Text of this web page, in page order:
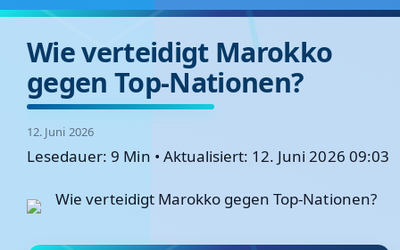
Wie verteidigt Marokko
gegen Top-Nationen?
12. Juni 2026
Lesedauer: 9 Min • Aktualisiert: 12. Juni 2026 09:03